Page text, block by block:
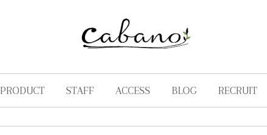
PRODUCT STAFF ACCESS BLOG RECRUIT